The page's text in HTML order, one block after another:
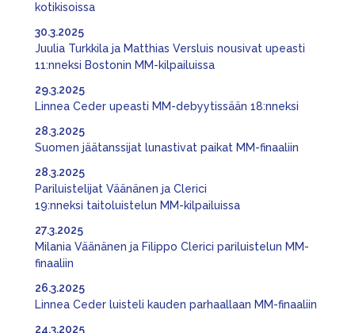
kotikisoissa
Juulia Turkkila ja Matthias Versluis nousivat upeasti
11:nneksi Bostonin MM-kilpailuissa
30.3.2025
Linnea Ceder upeasti MM-debyytissään 18:nneksi
29.3.2025
Suomen jäätanssijat lunastivat paikat MM-finaaliin
28.3.2025
Pariluistelijat Väänänen ja Clerici
19:nneksi taitoluistelun MM-kilpailuissa
28.3.2025
Milania Väänänen ja Filippo Clerici pariluistelun MM-
finaaliin
27.3.2025
Linnea Ceder luisteli kauden parhaallaan MM-finaaliin
26.3.2025
24.3.2025